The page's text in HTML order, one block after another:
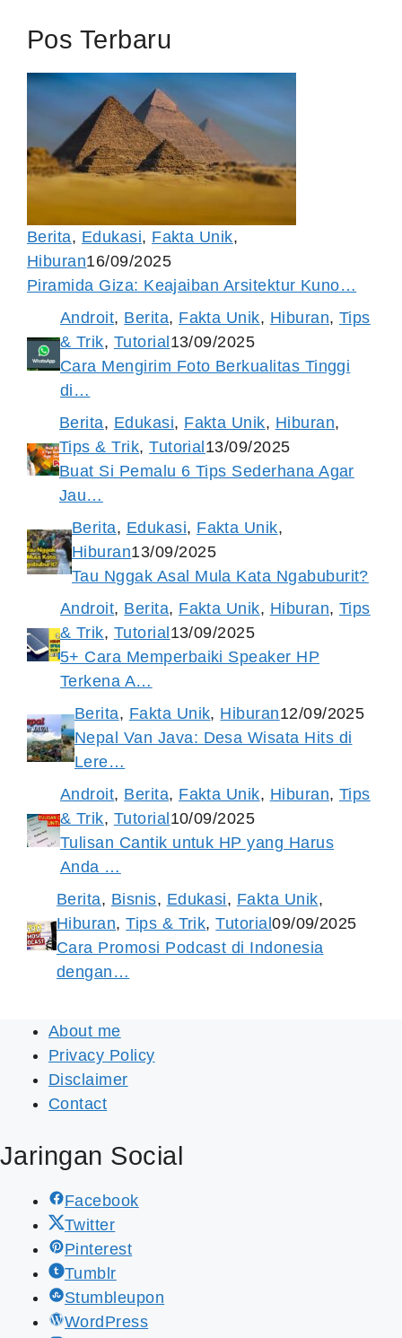
Pos Terbaru
Berita, Edukasi, Fakta Unik,
Hiburan16/09/2025
Piramida Giza: Keajaiban Arsitektur Kuno…
Androit, Berita, Fakta Unik, Hiburan, Tips
& Trik, Tutorial13/09/2025
Cara Mengirim Foto Berkualitas Tinggi
di…
Berita, Edukasi, Fakta Unik, Hiburan,
Tips & Trik,Tutorial13/09/2025
Buat Si Pemalu 6 Tips Sederhana Agar
Jau…
Berita, Edukasi, Fakta Unik,
Hiburan13/09/2025
Tau Nggak Asal Mula Kata Ngabuburit?
Androit, Berita, Fakta Unik, Hiburan, Tips
& Trik, Tutorial13/09/2025
5+ Cara Memperbaiki Speaker HP
Terkena A…
Berita, Fakta Unik, Hiburan12/09/2025
Nepal Van Java: Desa Wisata Hits di
Lere…
Androit, Berita, Fakta Unik, Hiburan, Tips
& Trik, Tutorial10/09/2025
Tulisan Cantik untuk HP yang Harus
Anda …
Berita, Bisnis, Edukasi, Fakta Unik,
Hiburan,Tips & Trik,Tutorial09/09/2025
Cara Promosi Podcast di Indonesia
dengan…
About me
Privacy Policy
Disclaimer
Contact
Jaringan Social
Facebook
Twitter
Pinterest
Tumblr
Stumbleupon
WordPress